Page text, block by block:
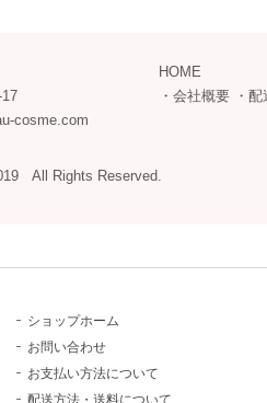
cosme.com
HOME
・ 会社概要 ・ 配
All Rights Reserved.
ショップホーム
お問い合わせ
お支払い方法について
配送方法・送料について